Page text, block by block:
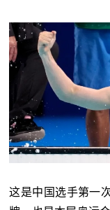
这是中国选手第一